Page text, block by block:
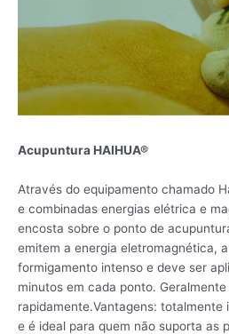
Acupuntura HAIHUA®
Através do equipamento chamado
e combinadas energias elétrica e
encosta sobre o ponto de
emitem a energia eletromagnética,
formigamento intenso e deve ser
minutos em cada ponto.
rapidamente.Vantagens: totalmente
e é ideal para quem não suporta as